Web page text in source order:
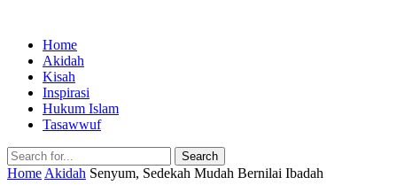
Home
Akidah
Kisah
Inspirasi
Hukum Islam
Tasawwuf
Search
Home Akidah Senyum, Sedekah Mudah Bernilai Ibadah